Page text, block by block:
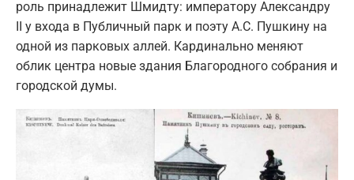
роль принадлежит Шмидту: императору Александру
II у входа в Публичный парк и поэту А.С. Пушкину на
одной из парковых аллей. Кардинально меняют
облик центра новые здания Благородного собрания и
городской думы.